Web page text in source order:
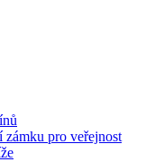
zámku pro veřejnost